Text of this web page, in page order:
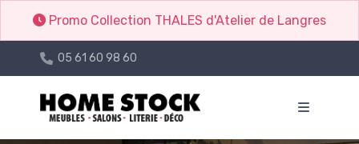
Promo Collection THALES d'Atelier de Langres
05 61 60 98 60